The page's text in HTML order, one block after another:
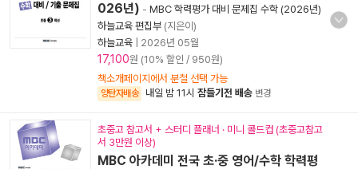
026년) - MBC 학력평가 대비 문제집 수학 (2026년)
하늘교육 편집부 (지은이)
하늘교육
2026년 05월
17,100원 (10% 할인 / 950원)
책소개페이지에서 분철 선택 가능
양탄자배송 내일 밤 11시 잠들기전 배송 변경
초중고 참고서 + 스터디 플래너 · 미니 콜드컵 (초중고참고
서 3만원 이상)
MBC 아카데미 전국 초·중 영어/수학 학력평